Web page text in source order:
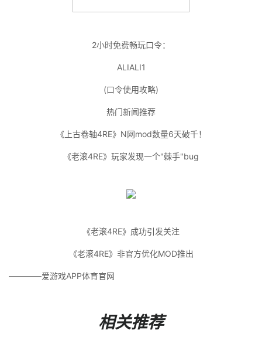
2小时免费畅玩口令：
ALIALI1
(口令使用攻略)
热门新闻推荐
《上古卷轴4RE》N网mod数量6天破千！
《老滚4RE》玩家发现一个"棘手"bug
《老滚4RE》成功引发关注
《老滚4RE》非官方优化MOD推出
————爱游戏APP体育官网
相关推荐